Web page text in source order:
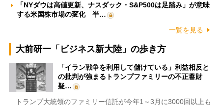
「NYダウは高値更新、ナスダック・S&P500は足踏み」が意味
する米国株市場の変化 半…
一覧を見る
大前研一「ビジネス新大陸」の歩き方
「イラン戦争を利用して儲けている」利益相反と
の批判が強まるトランプファミリーの不正蓄財
疑…
トランプ大統領のファミリー信託が今年1～3月に3000回以上も